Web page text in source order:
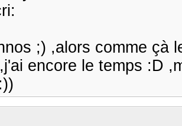
;) ,alors comme çà
encore le temps :D